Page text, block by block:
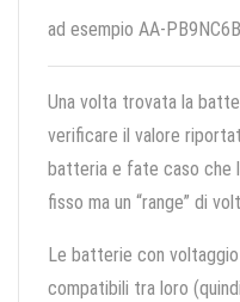
ad esempio AA-
Una volta trovata la
verificare il valore
batteria e fate caso che
fisso ma un “range” di
Le batterie con
compatibili tra loro